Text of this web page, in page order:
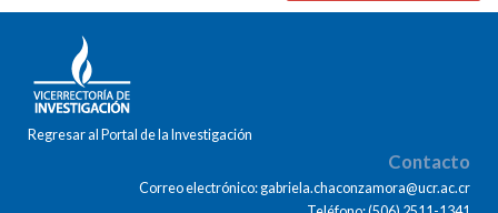
Regresar al Portal de la Investigación
Contacto
Correo electrónico: gabriela.chaconzamora@ucr.ac.cr